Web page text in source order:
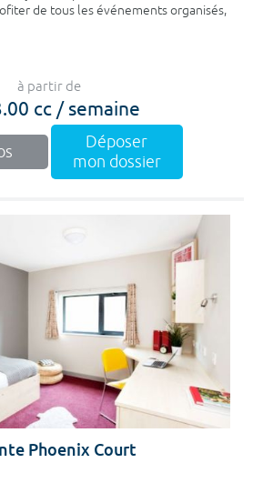
de tous les événements organisés,
à partir de
cc / semaine
Déposer
mon dossier
Phoenix Court